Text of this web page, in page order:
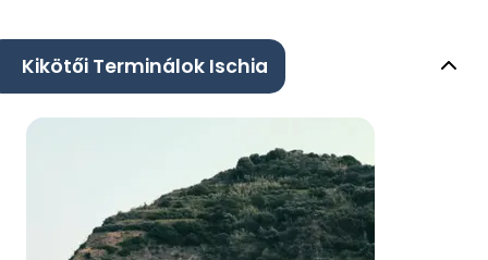
Kikötői Terminálok Ischia